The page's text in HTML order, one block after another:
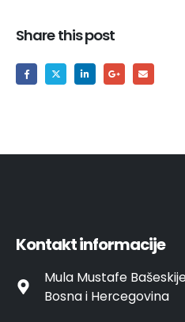
Share this post
Kontakt informacije
Mula Mustafe
Bosna i Hercegovina